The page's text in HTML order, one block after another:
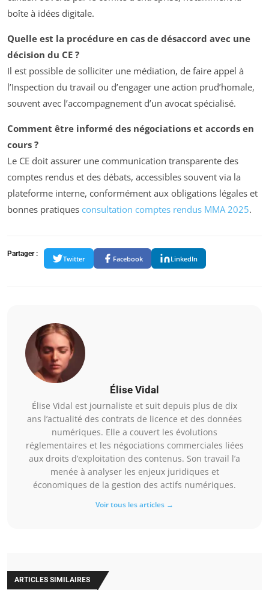
boîte à idées digitale.
Quelle est la procédure en cas de désaccord avec une
décision du CE ?
Il est possible de solliciter une médiation, de faire appel à
l’Inspection du travail ou d’engager une action prud’homale,
souvent avec l’accompagnement d’un avocat spécialisé.
Comment être informé des négociations et accords en
cours ?
Le CE doit assurer une communication transparente des
comptes rendus et des débats, accessibles souvent via la
plateforme interne, conformément aux obligations légales et
bonnes pratiques consultation comptes rendus MMA 2025.
Partager :
Twitter Facebook LinkedIn
Élise Vidal
Élise Vidal est journaliste et suit depuis plus de dix
ans l’actualité des contrats de licence et des données
numériques. Elle a couvert les évolutions
réglementaires et les négociations commerciales liées
aux droits d’exploitation des contenus. Son travail l’a
menée à analyser les enjeux juridiques et
économiques de la gestion des actifs numériques.
Voir tous les articles →
ARTICLES SIMILAIRES